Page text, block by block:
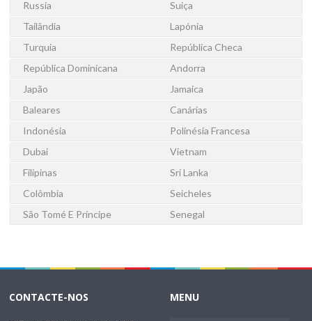
Russia
Suiça
Tailândia
Lapónia
Turquia
República Checa
República Dominicana
Andorra
Japão
Jamaica
Baleares
Canárias
Indonésia
Polinésia Francesa
Dubai
Vietnam
Filipinas
Sri Lanka
Colômbia
Seicheles
São Tomé E Príncipe
Senegal
CONTACTE-NOS MENU